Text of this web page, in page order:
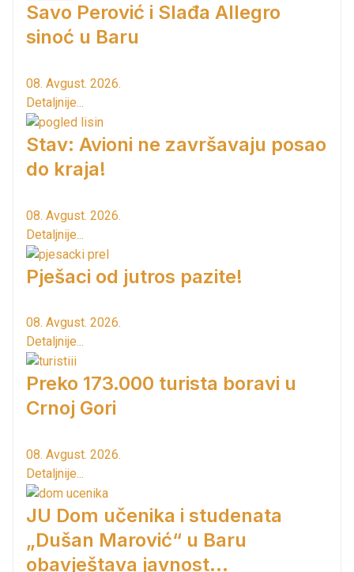
Savo Perović i Slađa Allegro
sinoć u Baru
08. Avgust. 2026.
Detaljnije...
Stav: Avioni ne završavaju posao
do kraja!
08. Avgust. 2026.
Detaljnije...
Pješaci od jutros pazite!
08. Avgust. 2026.
Detaljnije...
Preko 173.000 turista boravi u
Crnoj Gori
08. Avgust. 2026.
Detaljnije...
JU Dom učenika i studenata
„Dušan Marović“ u Baru
obavještava javnost...